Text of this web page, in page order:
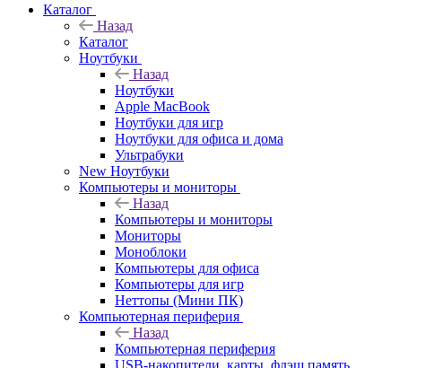
Каталог
Назад
Каталог
Ноутбуки
Назад
Ноутбуки
Apple MacBook
Ноутбуки для игр
Ноутбуки для офиса и дома
Ультрабуки
New Ноутбуки
Компьютеры и мониторы
Назад
Компьютеры и мониторы
Мониторы
Моноблоки
Компьютеры для офиса
Компьютеры для игр
Неттопы (Мини ПК)
Компьютерная периферия
Назад
Компьютерная периферия
USB-накопители, карты, флэш память